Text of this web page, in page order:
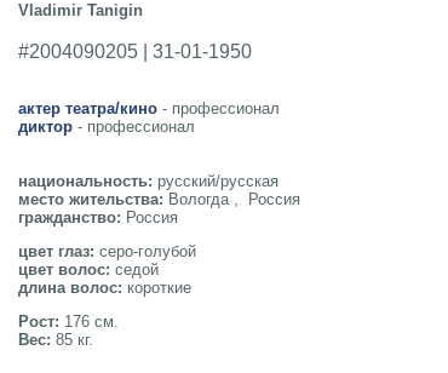
Vladimir Tanigin
#2004090205 | 31-01-1950
актер театра/кино - профессионал
диктор - профессионал
национальность: русский/русская
место жительства: Вологда , Россия
гражданство: Россия
цвет глаз: серо-голубой
цвет волос: седой
длина волос: короткие
Рост: 176 см.
Вес: 85 кг.